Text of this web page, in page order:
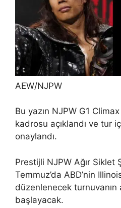
AEW/NJPW
Bu yazın NJPW G1
kadrosu açıklandı ve tur
onaylandı.
Prestijli NJPW Ağır Siklet
Temmuz’da ABD’nin
düzenlenecek turnuvanın
başlayacak.